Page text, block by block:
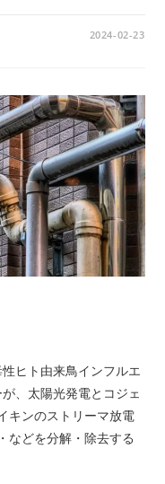
2024-02-23
ヒト由来鳥インフルエ
、太陽光発電とコジェ
キンのストリーマ放電
などを分解・除去する